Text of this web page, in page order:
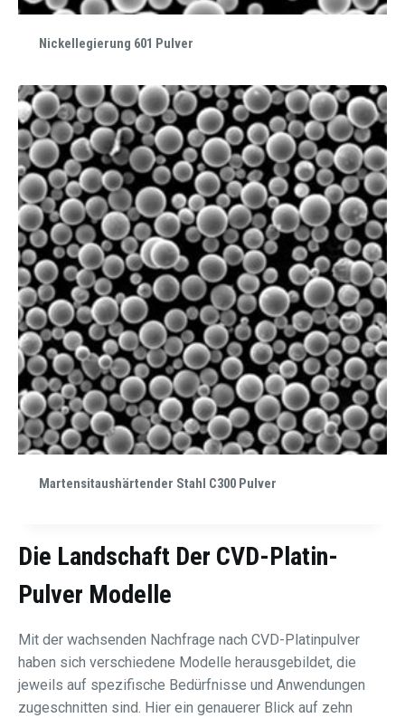
Nickellegierung 601 Pulver
Martensitaushärtender Stahl C300 Pulver
Die Landschaft Der CVD-Platin-
Pulver Modelle
Mit der wachsenden Nachfrage nach CVD-Platinpulver
haben sich verschiedene Modelle herausgebildet, die
jeweils auf spezifische Bedürfnisse und Anwendungen
zugeschnitten sind. Hier ein genauerer Blick auf zehn